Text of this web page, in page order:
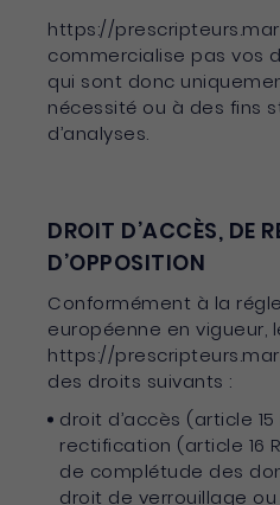
https://
commercialise pas vos
qui sont donc
nécessité ou à des fins
d’analyses.
DROIT D’ACCÈS, DE
D’OPPOSITION
Conformément à la
européenne en vigueur,
https://
des droits suivants :
droit d’accès (article 15
rectification (article 16
de complétude des
droit de verrouillage